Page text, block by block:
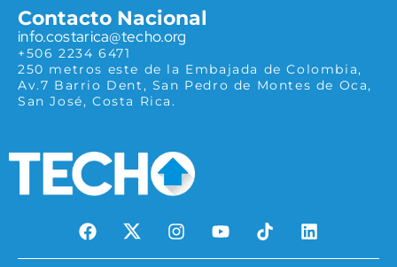
Contacto Nacional
info.costarica@techo.org
+506 2234 6471
250 metros este de la Embajada de Colombia,
Av.7 Barrio Dent, San Pedro de Montes de Oca,
San José, Costa Rica.